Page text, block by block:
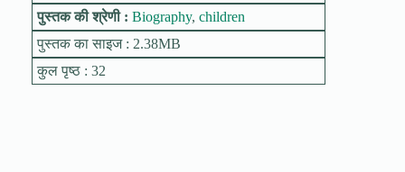
पुस्तक की श्रेणी : Biography, children
पुस्तक का साइज : 2.38MB
कुल पृष्ठ : 32